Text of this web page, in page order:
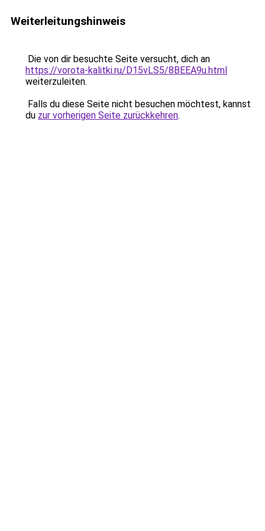
Weiterleitungshinweis
Die von dir besuchte Seite versucht, dich an
https://vorota-kalitki.ru/D15vLS5/8BEEA9u.html
weiterzuleiten.
Falls du diese Seite nicht besuchen möchtest, kannst
du zur vorherigen Seite zurückkehren.